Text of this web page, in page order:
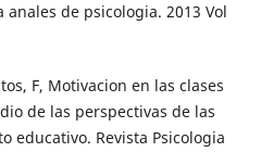
anales de psicologia. 2013 Vol
F, Motivacion en las clases
de las perspectivas de las
educativo. Revista Psicologia